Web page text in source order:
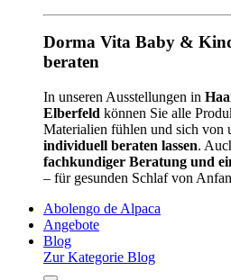
Dorma Vita Baby &
beraten
In unseren Ausstellungen in
Elberfeld können Sie alle
Materialien fühlen und sich von
individuell beraten lassen.
fachkundiger Beratung und
– für gesunden Schlaf von
Abolengo de Alpaca
Angebote
Blog
Zur Kategorie Blog